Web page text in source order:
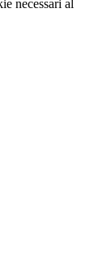
necessari al